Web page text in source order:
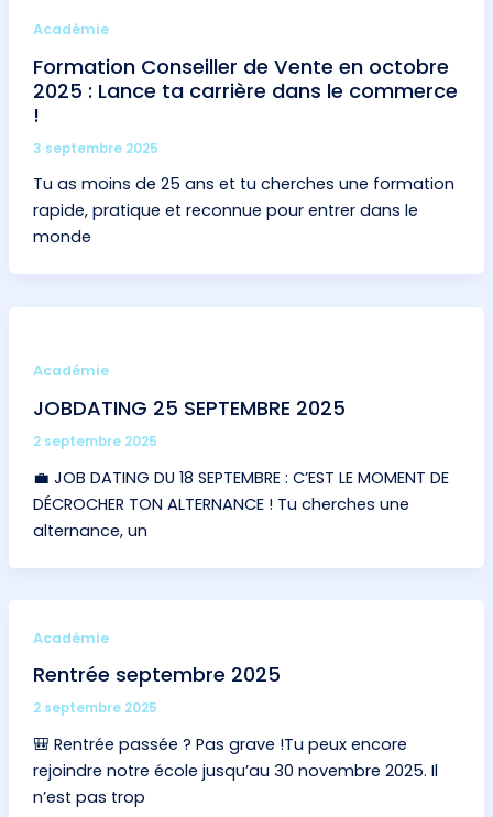
Académie
Formation Conseiller de Vente en octobre
2025 : Lance ta carrière dans le commerce
!
3 septembre 2025
Tu as moins de 25 ans et tu cherches une formation
rapide, pratique et reconnue pour entrer dans le
monde
Académie
JOBDATING 25 SEPTEMBRE 2025
2 septembre 2025
💼 JOB DATING DU 18 SEPTEMBRE : C’EST LE MOMENT DE
DÉCROCHER TON ALTERNANCE ! Tu cherches une
alternance, un
Académie
Rentrée septembre 2025
2 septembre 2025
🎒 Rentrée passée ? Pas grave !Tu peux encore
rejoindre notre école jusqu’au 30 novembre 2025. Il
n’est pas trop